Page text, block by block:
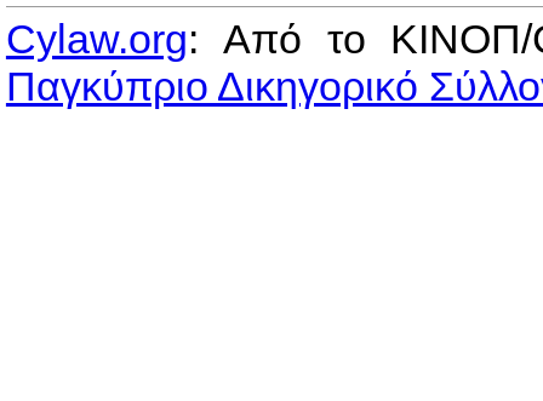
Cylaw.org: Από το
Παγκύπριο Δικηγορικό